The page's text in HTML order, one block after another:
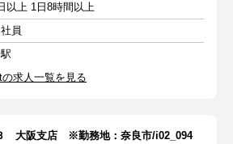
以上 1日8時間以上
員
求人一覧を見る
大阪支店 ※勤務地：奈良市/i02_094